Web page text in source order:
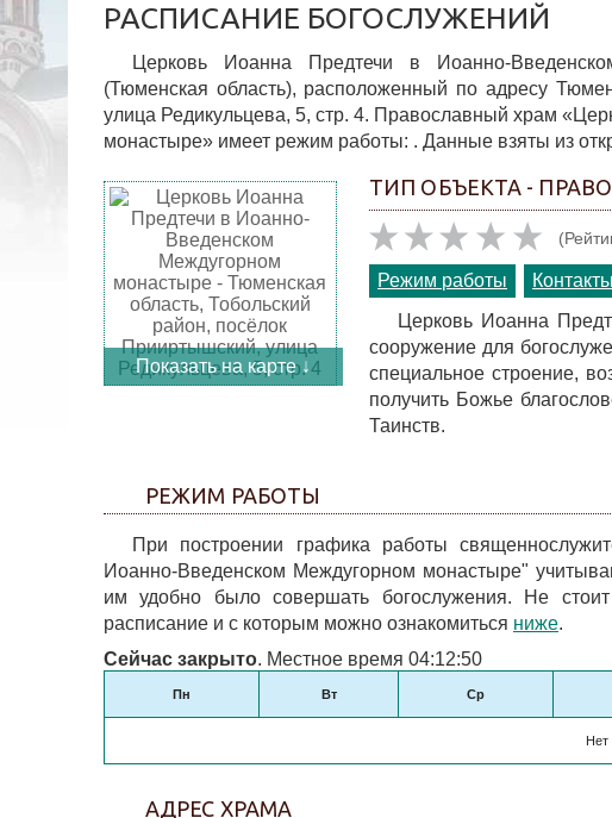
РАСПИСАНИЕ БОГОСЛУЖЕНИЙ
Церковь Иоанна Предтечи в Иоанно-
(Тюменская область), расположенный по адресу
улица Редикульцева, 5, стр. 4. Православный храм
монастыре» имеет режим работы: . Данные взяты из
Показать на карте ↓
ТИП ОБЪЕКТА -
Режим работы Контакты
Церковь Иоанна
сооружение для
специальное строение,
получить Божье
Таинств.
РЕЖИМ РАБОТЫ
При построении графика работы
Иоанно-Введенском Междугорном монастыре"
им удобно было совершать богослужения. Не
расписание и с которым можно ознакомиться ниже.
Сейчас закрыто. Местное время 04:12:50
Пн Вт Ср
Нет
АДРЕС ХРАМА